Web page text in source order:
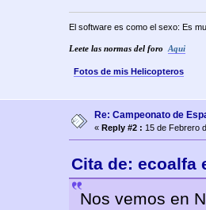
El software es como el sexo: Es
Leete las normas del foro Aqui
Fotos de mis Helicopteros
Re: Campeonato de
« Reply #2 : 15 de Febrero
Cita de: ecoalfa
Nos vemos en